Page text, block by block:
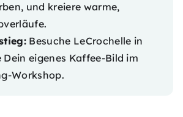
und kreiere warme,
Besuche LeCrochelle in
Dein eigenes Kaffee-Bild im
Workshop.